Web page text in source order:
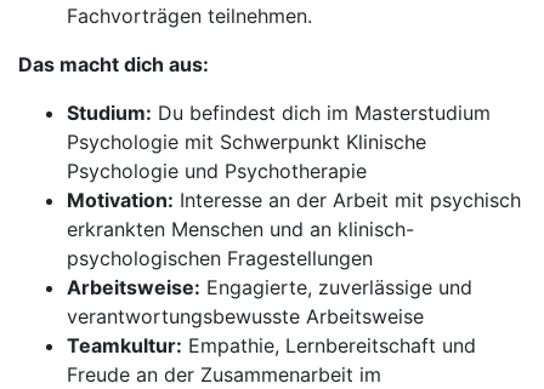
Fachvorträgen teilnehmen.
Das macht dich aus:
Studium: Du befindest dich im Masterstudium
Psychologie mit Schwerpunkt Klinische
Psychologie und Psychotherapie
Motivation: Interesse an der Arbeit mit psychisch
erkrankten Menschen und an klinisch-
psychologischen Fragestellungen
Arbeitsweise: Engagierte, zuverlässige und
verantwortungsbewusste Arbeitsweise
Teamkultur: Empathie, Lernbereitschaft und
Freude an der Zusammenarbeit im